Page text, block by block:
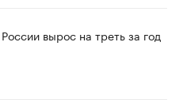
вырос на треть за год